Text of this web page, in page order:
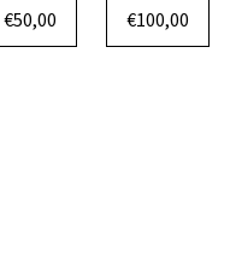
€50,00 €100,00